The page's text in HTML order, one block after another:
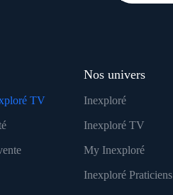
TV
Nos univers
Inexploré
Inexploré TV
My Inexploré
Inexploré Praticiens